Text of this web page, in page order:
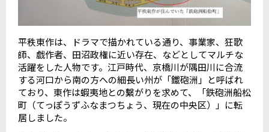
平秩東作は、ドラマで描かれている通り、事業家、狂歌
師、戯作者、田沼政権に近い存在、などとしてマルチな
活躍をした人物です。江戸時代、京橋川が隅田川に合流
する河口から南の方への細長い州が「鐵砲洲」と呼ばれ
ており、東作は蝦夷地との繫がりを求めて、「鉄砲洲船松
町（てっぽうずふなまつちょう、現在の中央区）」に転
居しました。